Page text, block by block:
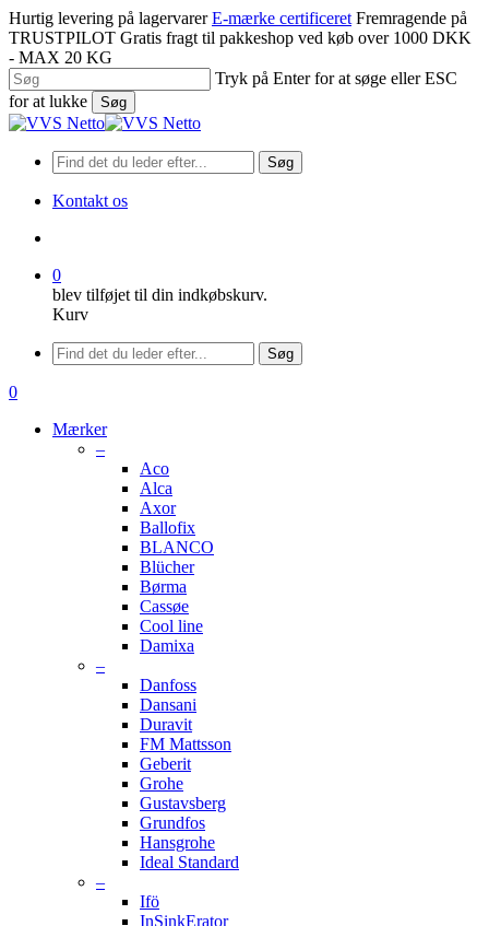
Spring
til
hovedindhold
Hurtig levering på lagervarer E-mærke certificeret Fremragende på
TRUSTPILOT Gratis fragt til pakkeshop ved køb over 1000 DKK
- MAX 20 KG
Tryk på Enter for at søge eller ESC
for at lukke
Søg
Luk
Søg
Kontakt os
0
blev tilføjet til din indkøbskurv.
Kurv
Menu
Søg
søge
0
Mærker
–
Aco
Alca
Axor
Ballofix
BLANCO
Blücher
Børma
Cassøe
Cool line
Damixa
–
Danfoss
Dansani
Duravit
FM Mattsson
Geberit
Grohe
Gustavsberg
Grundfos
Hansgrohe
Ideal Standard
–
Ifö
InSinkErator